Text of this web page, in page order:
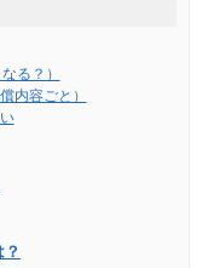
る？）
内容ごと）